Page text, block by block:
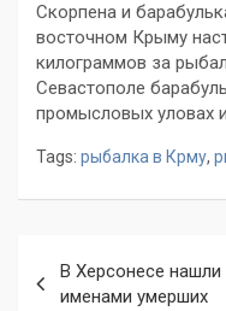
Скорпена и
восточном Крыму
килограммов за
Севастополе
промысловых уловах
Tags: рыбалка в Крму,
по
В Херсонесе
именами умерших